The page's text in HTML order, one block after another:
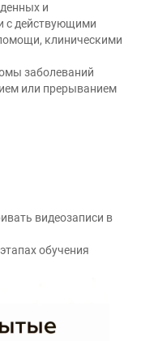
и
с действующими
клиническими
заболеваний
или прерыванием
видеозаписи в
обучения